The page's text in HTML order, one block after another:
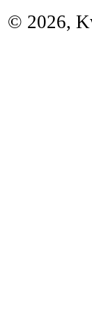
© 2026,